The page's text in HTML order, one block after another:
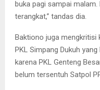
buka pagi sampai
terangkat,” tandas dia.
Baktiono juga mengkritisi
PKL Simpang Dukuh
karena PKL Genteng
belum tersentuh Satpol